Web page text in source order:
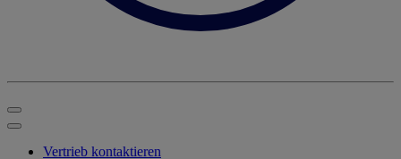
Vertrieb kontaktieren